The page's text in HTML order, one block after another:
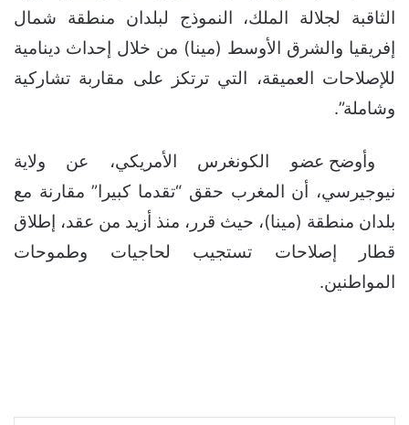
الثاقبة لجلالة الملك، النموذج لبلدان منطقة شمال
إفريقيا والشرق الأوسط (مينا) من خلال إحداث دينامية
للإصلاحات العميقة، التي ترتكز على مقاربة تشاركية
وشاملة”.
وأوضح عضو الكونغرس الأمريكي، عن ولاية
نيوجيرسي، أن المغرب حقق “تقدما كبيرا” مقارنة مع
بلدان منطقة (مينا)، حيث قرر، منذ أزيد من عقد، إطلاق
قطار إصلاحات تستجيب لحاجيات وطموحات
المواطنين.